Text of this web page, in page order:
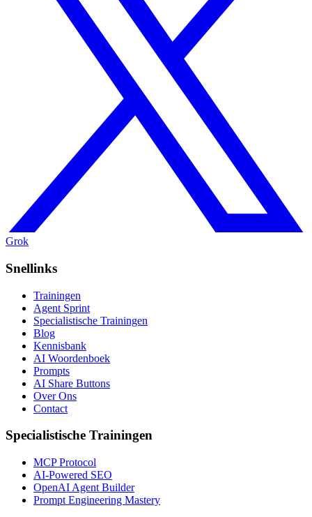
Grok
Snellinks
Trainingen
Agent Sprint
Specialistische Trainingen
Blog
Kennisbank
AI Woordenboek
Prompts
AI Share Buttons
Over Ons
Contact
Specialistische Trainingen
MCP Protocol
AI-Powered SEO
OpenAI Agent Builder
Prompt Engineering Mastery